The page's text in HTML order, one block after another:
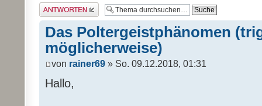
Antwort erstellen
Das Poltergeistphänomen
möglicherweise)
von rainer69 » So. 09.12.2018, 01:31
Hallo,